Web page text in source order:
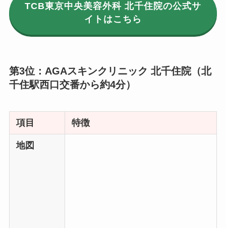
TCB東京中央美容外科 北千住院の公式サ
イトはこちら
第3位：AGAスキンクリニック 北千住院（北
千住駅西口交番から約4分）
項目 特徴
地図